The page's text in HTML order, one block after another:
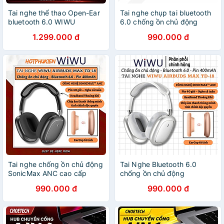
Tai nghe thể thao Open-Ear
bluetooth 6.0 WIWU
Âm Thanh 360° Driver 11mm
- 4 Mic ENC - Pin 56 Giờ -
Chống Lọt Âm DS3.0 -
Chống Nước IPX5 - Hàng
nhập khẩu
1.299.000 đ
Tai nghe chụp tai bluetooth
6.0 chống ồn chủ động
WIWU Airbuds MAX TD-18
-38dB | Driver 40mm | Pin
40 Giờ | Earcups Xoay 360 |
Headband Thoáng Khí -
hàng nhập khẩu
990.000 đ
Tai nghe chống ồn chủ động
SonicMax ANC cao cấp
-38dB | Driver 40mm | Pin
40 Giờ | Earcups Xoay |
Headband Thoáng Khí -
hàng nhập khẩu
990.000 đ
Tai Nghe Bluetooth 6.0
chống ồn chủ động
hiêuWiWU Airbuds MAX TD-
18 -38dB | Driver 40mm |
Pin 40 Giờ | Earcups Xoay
360 | Headband Thoáng Khí
990.000 đ